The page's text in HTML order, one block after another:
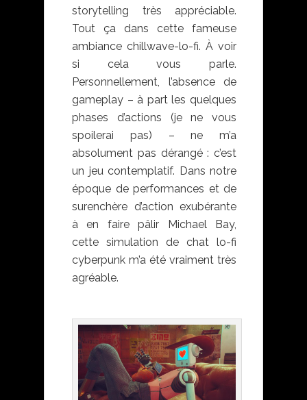
storytelling très appréciable.
Tout ça dans cette fameuse
ambiance chillwave-lo-fi. À voir
si cela vous parle.
Personnellement, l’absence de
gameplay – à part les quelques
phases d’actions (je ne vous
spoilerai pas) – ne m’a
absolument pas dérangé : c’est
un jeu contemplatif. Dans notre
époque de performances et de
surenchère d’action exubérante
à en faire pâlir Michael Bay,
cette simulation de chat lo-fi
cyberpunk m’a été vraiment très
agréable.